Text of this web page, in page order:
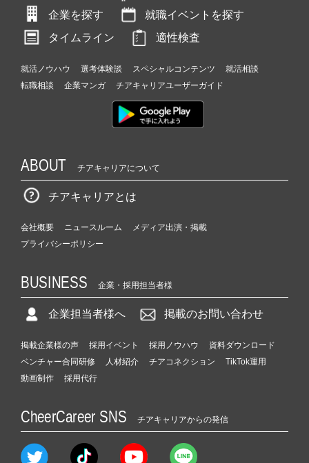
企業を探す
就職イベントを探す
タイムライン
適性検査
就活ノウハウ 選考体験談 スペシャルコンテンツ
就活相談
転職相談
企業マンガ チアキャリアユーザーガイド
ABOUT チアキャリアについて
チアキャリアとは
会社概要 ニュースルーム
メディア出演・掲載
プライバシーポリシー
BUSINESS 企業・採用担当者様
企業担当者様へ 掲載のお問い合わせ
掲載企業様の声 採用イベント 採用ノウハウ
資料ダウンロード
ベンチャー合同研修
人材紹介 チアコネクション
TikTok運用
動画制作
採用代行
CheerCareer SNS チアキャリアからの発信